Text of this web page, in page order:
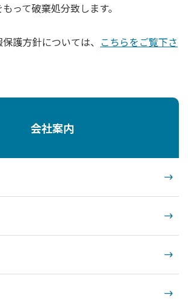
って破棄処分致します。
護方針については、 こちらをご覧下さ
会社案内